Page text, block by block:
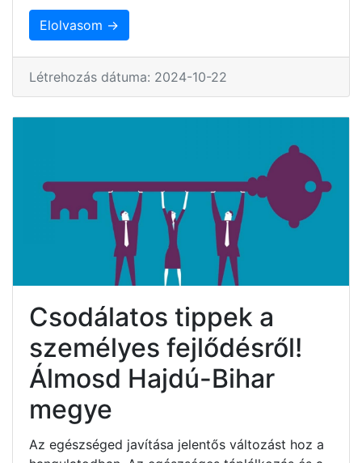
Elolvasom →
Létrehozás dátuma: 2024-10-22
Csodálatos tippek a
személyes fejlődésről!
Álmosd Hajdú-Bihar
megye
Az egészséged javítása jelentős változást hoz a